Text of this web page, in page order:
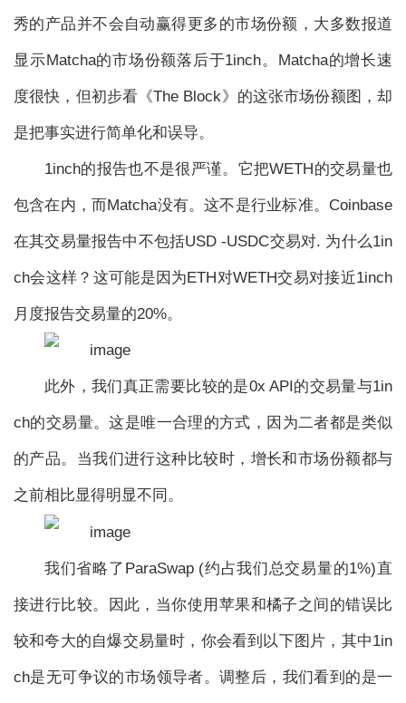
秀的产品并不会自动赢得更多的市场份额，大多数报道
显示Matcha的市场份额落后于1inch。Matcha的增长速
度很快，但初步看《The Block》的这张市场份额图，却
是把事实进行简单化和误导。
1inch的报告也不是很严谨。它把WETH的交易量也
包含在内，而Matcha没有。这不是行业标准。Coinbase
在其交易量报告中不包括USD -USDC交易对. 为什么1in
ch会这样？这可能是因为ETH对WETH交易对接近1inch
月度报告交易量的20%。
此外，我们真正需要比较的是0x API的交易量与1in
ch的交易量。这是唯一合理的方式，因为二者都是类似
的产品。当我们进行这种比较时，增长和市场份额都与
之前相比显得明显不同。
我们省略了ParaSwap (约占我们总交易量的1%)直
接进行比较。因此，当你使用苹果和橘子之间的错误比
较和夸大的自爆交易量时，你会看到以下图片，其中1in
ch是无可争议的市场领导者。调整后，我们看到的是一